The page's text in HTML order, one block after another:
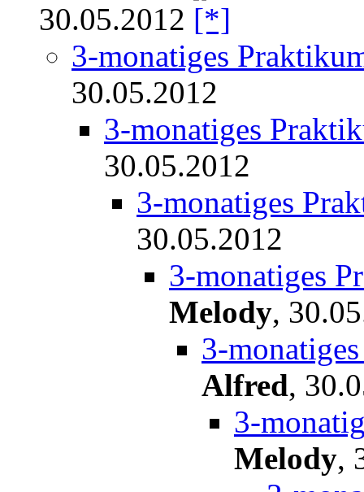
30.05.2012
3-monatiges
30.05.2012
3-monatiges
30.05.2012
3-monatiges
30.05.2012
3-monatiges
Melody,
3-
Alfred,
3-
Melody,